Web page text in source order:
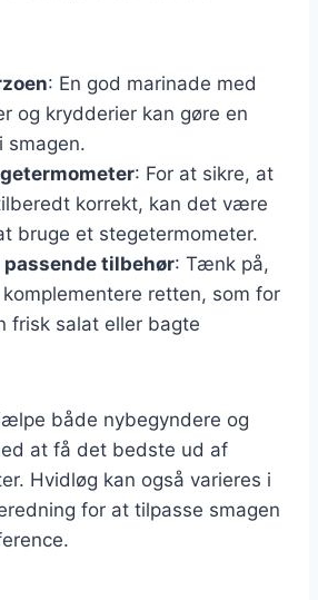
: En god marinade med
og krydderier kan gøre en
smagen.
: For at sikre, at
korrekt, kan det være
bruge et stegetermometer.
passende tilbehør: Tænk på,
retten, som for
frisk salat eller bagte
både nybegyndere og
at få det bedste ud af
Hvidløg kan også varieres i
for at tilpasse smagen